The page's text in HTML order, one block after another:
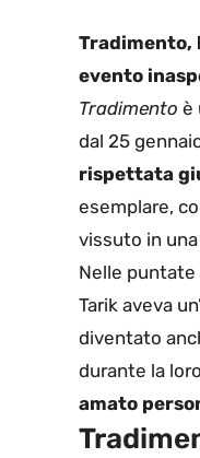
Tradimento,
evento
Tradimento è
dal 25
rispettata
esemplare,
vissuto in
Nelle puntate
Tarik aveva
diventato
durante la
amato